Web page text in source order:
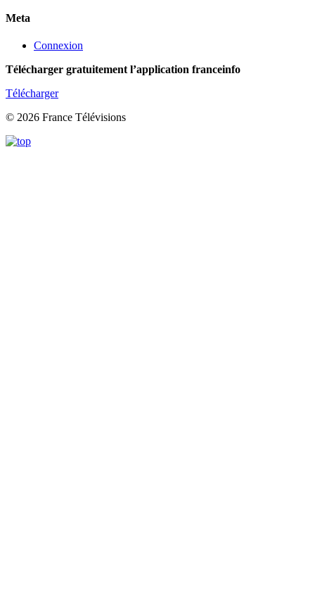
Meta
Connexion
Télécharger gratuitement l’application franceinfo
Télécharger
© 2026 France Télévisions